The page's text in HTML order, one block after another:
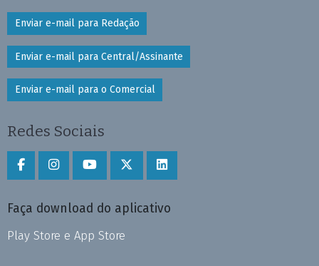
Enviar e-mail para Redação
Enviar e-mail para Central/Assinante
Enviar e-mail para o Comercial
Redes Sociais
Faça download do aplicativo
Play Store e App Store